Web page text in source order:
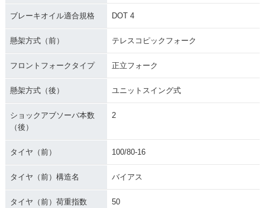
ブレーキオイル適合規格 DOT 4
懸架方式（前） テレスコピックフォーク
フロントフォークタイプ 正立フォーク
懸架方式（後） ユニットスイング式
ショックアブソーバ本数
（後）
2
タイヤ（前） 100/80-16
タイヤ（前）構造名 バイアス
タイヤ（前）荷重指数 50